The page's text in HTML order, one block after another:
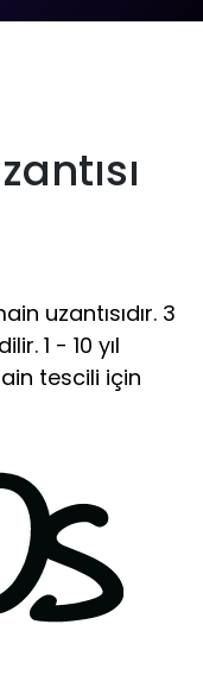
uzantısıdır. 3
1 - 10 yıl
tescili için